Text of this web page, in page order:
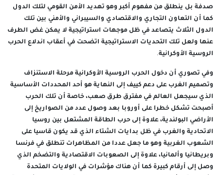
صدفة بل ينطلق من مفهوم أكبر وهو تهديد الأمن القومي لتلك الدول
كما أن التعاون التجاري والاقتصادي والسيبراني والأمني بين تلك
الدول الثلاث يتصاعد في ظل موجهات استراتيجية لا يمكن غض الطرف
عنها ولعل تلك التحديات الاستراتيجية اتضحت في أعقاب اندلاع الحرب
الروسية الأوكرانية.
وفي تصوري أن دخول الحرب الروسية الأوكرانية مرحلة الاستنزاف
وتصميم الغرب على دعم كييف إلى النهاية هو أحد المحددات الأساسية
الذي سيجعل العالم في مفترق طرق صعب، خاصة أن تلك الحرب
أصبحت تشكل خطرا على أوروبا بعد وصول عدد من الصواريخ إلى
الأراضي البولندية، علاوة إلى حرب الطاقة المشتعل بين روسيا
الاتحادية والغرب في ظل بدايات الشتاء الذي قد يكون قاسيا على
الشعوب الغربية وهو ما جعل عددا من المظاهرات تنطلق في فرنسا
وبريطانيا وألمانيا، علاوة إلى الصعوبات الاقتصادية والتضخم الذي
وصل إلى أرقام كبيرة كما أن هناك مؤشرات في الولايات المتحدة